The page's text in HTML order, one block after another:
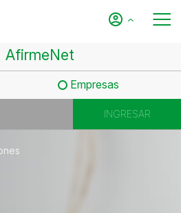
AfirmeNet
Empresas